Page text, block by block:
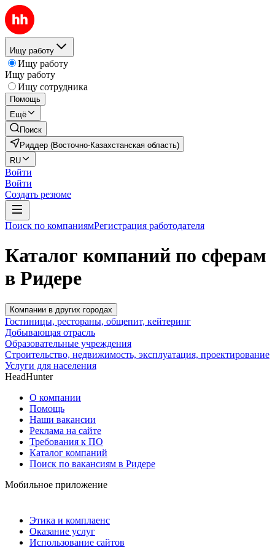
Ищу работу
Ищу работу
Ищу работу
Ищу сотрудника
Помощь
Ещё
Поиск
Риддер (Восточно-Казахстанская область)
RU
Войти
Войти
Создать резюме
Поиск по компаниямРегистрация работодателя
Каталог компаний по сферам
в Ридере
Компании в других городах
Гостиницы, рестораны, общепит, кейтеринг
Добывающая отрасль
Образовательные учреждения
Строительство, недвижимость, эксплуатация, проектирование
Услуги для населения
HeadHunter
О компании
Помощь
Наши вакансии
Реклама на сайте
Требования к ПО
Каталог компаний
Поиск по вакансиям в Ридере
Мобильное приложение
Этика и комплаенс
Оказание услуг
Использование сайтов